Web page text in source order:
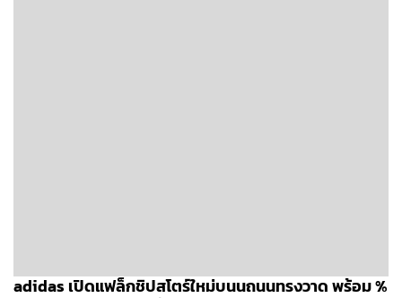
adidas เปิดแฟล็กชิปสโตร์ใหม่บนนถนนทรงวาด พร้อม %